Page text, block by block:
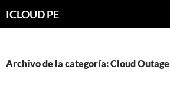
hacia
ICLOUD PE
Archivo de la categoría: Cloud Outage